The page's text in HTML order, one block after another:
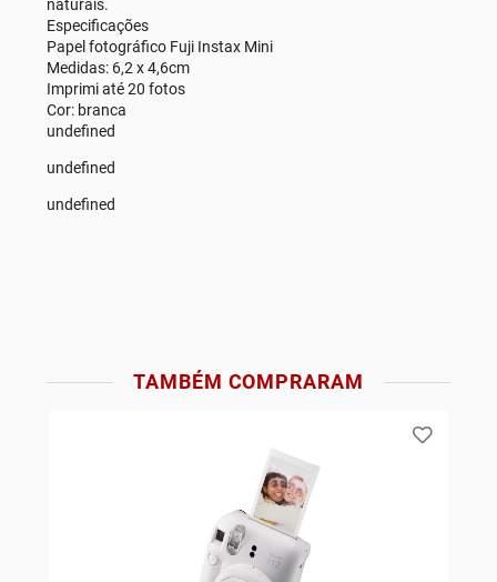
naturais.
Especificações
Papel fotográfico Fuji Instax Mini
Medidas: 6,2 x 4,6cm
Imprimi até 20 fotos
Cor: branca
undefined
undefined
undefined
TAMBÉM COMPRARAM